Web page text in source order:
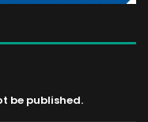
be published.